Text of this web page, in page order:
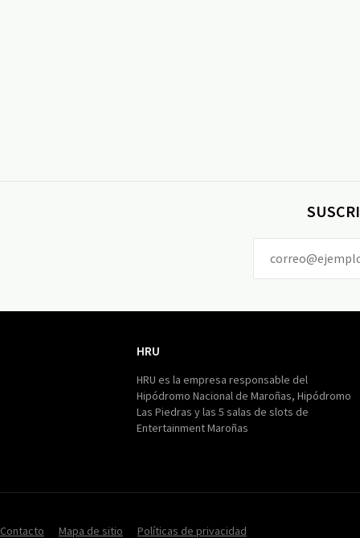
HRU
HRU es la empresa responsable del
Hipódromo Nacional de Maroñas, Hipódromo
Las Piedras y las 5 salas de slots de
Entertainment Maroñas
Contacto Mapa de sitio Políticas de privacidad